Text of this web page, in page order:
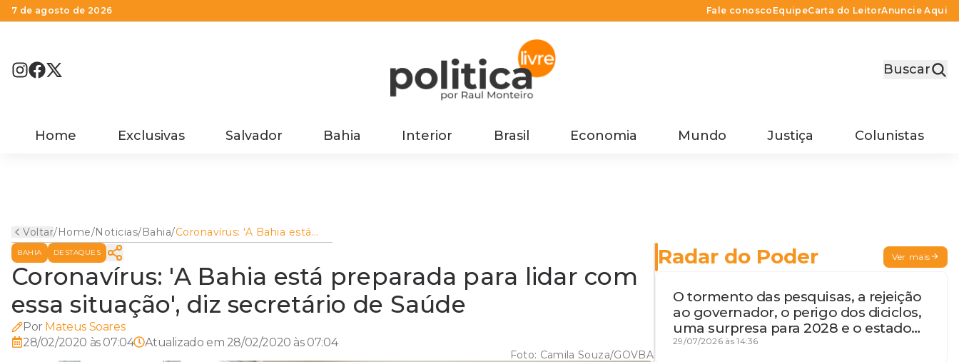
7 de agosto de 2026 Fale conosco EquipeCarta do LeitorAnuncie Aqui
Buscar
Home Exclusivas Salvador Bahia Interior Brasil Economia Mundo Justiça Colunistas
Voltar/Home/Noticias/Bahia/Coronavírus: 'A Bahia está
preparada para lidar com essa
Saúde
BAHIA DESTAQUES
Coronavírus: 'A Bahia está preparada para lidar com
essa situação', diz secretário de Saúde
Por Mateus Soares
28/02/2020 às 07:04
Atualizado em 28/02/2020 às 07:04
Foto: Camila Souza/GOVBA
Radar do Poder Ver mais
O tormento das pesquisas, a rejeição
ao governador, o perigo dos diciclos,
uma surpresa para 2028 e o estado
de terceira guerra mundial
29/07/2026 às 14:36